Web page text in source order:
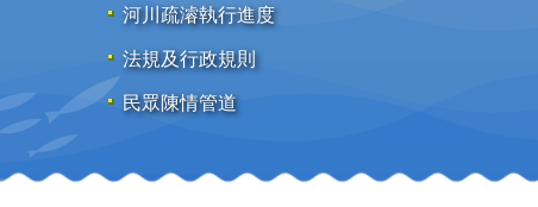
河川疏濬執行進度
法規及行政規則
民眾陳情管道